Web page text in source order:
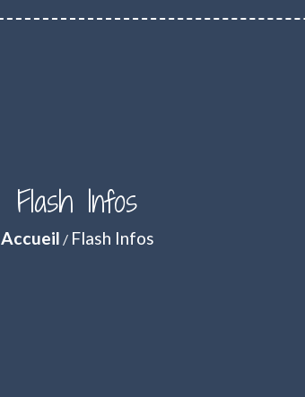
Flash Infos
Accueil / Flash Infos